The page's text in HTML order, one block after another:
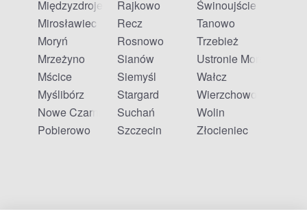
Międzyzdroje
Mirosławiec
Moryń
Mrzeżyno
Mścice
Myślibórz
Nowe Czarnowo
Pobierowo
Rajkowo
Recz
Rosnowo
Sianów
Siemyśl
Stargard
Suchań
Szczecin
Świnoujście
Tanowo
Trzebież
Ustronie Morskie
Wałcz
Wierzchowo
Wolin
Złocieniec